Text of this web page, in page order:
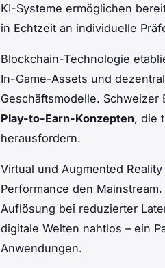
KI-Systeme ermöglichen
in Echtzeit an individuelle
Blockchain-Technologie
In-Game-Assets und
Geschäftsmodelle.
Play-to-Earn-Konzepten, die
herausfordern.
Virtual und Augmented
Performance den
Auflösung bei reduzierter
digitale Welten nahtlos – ein
Anwendungen.